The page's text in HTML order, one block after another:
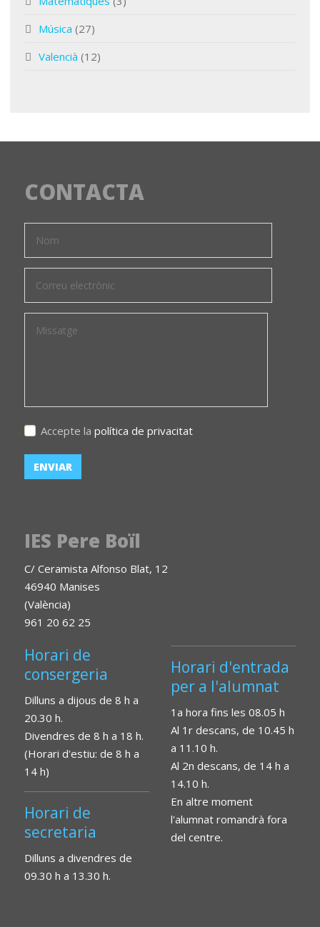
Música (27)
Valencià (12)
CONTACTA
Accepte la política de privacitat
IES Pere Boïl
C/ Ceramista Alfonso Blat, 12
46940 Manises
(València)
961 20 62 25
Horari de
consergeria
Dilluns a dijous de 8 h a
20.30 h.
Divendres de 8 h a 18 h.
(Horari d'estiu: de 8 h a
14 h)
Horari de
secretaria
Dilluns a divendres de
09.30 h a 13.30 h.
Horari d'entrada
per a l'alumnat
1a hora fins les 08.05 h
Al 1r descans, de 10.45 h
a 11.10 h.
Al 2n descans, de 14 h a
14.10 h.
En altre moment
l'alumnat romandrà fora
del centre.